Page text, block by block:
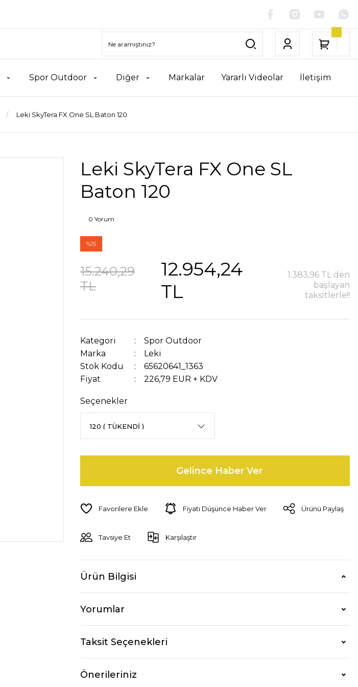
Spor Outdoor Diğer Markalar Yararlı Videolar İletişim
Leki SkyTera FX One SL Baton 120
Leki SkyTera FX One SL
Baton 120
0 Yorum
%15
15.240,29
TL
12.954,24
TL
1.383,96 TL den
başlayan
taksitlerle!!
Kategori
Spor Outdoor
Marka
Leki
Stok Kodu
65620641_1363
Fiyat
226,79 EUR + KDV
Seçenekler
Gelince Haber Ver
Fiyatı Düşünce Haber Ver Ürünü Paylaş
Tavsiye Et Karşılaştır
Ürün Bilgisi
Yorumlar
Taksit Seçenekleri
Önerileriniz